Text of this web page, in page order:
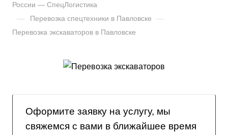
России — СпецЛогистика
— Перевозка спецтехники в Павловске —
Перевозка экскаваторов в Павловске
Оформите заявку на услугу, мы
свяжемся с вами в ближайшее время